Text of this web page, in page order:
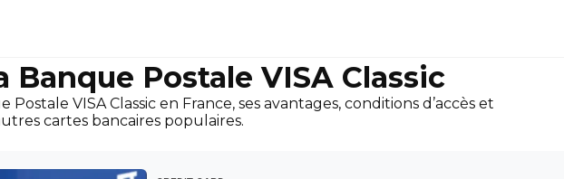
Banque Postale VISA Classic
Postale VISA Classic en France, ses avantages, conditions d’accès et
cartes bancaires populaires.